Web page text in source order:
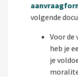
volgende
Voor de
heb je
je